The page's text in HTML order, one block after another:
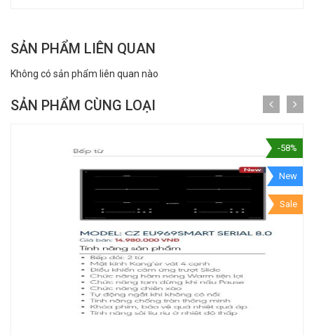
SẢN PHẨM LIÊN QUAN
Không có sản phẩm liên quan nào
SẢN PHẨM CÙNG LOẠI
-58%
New
Sale